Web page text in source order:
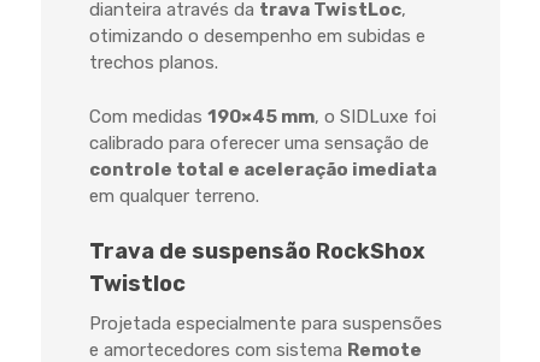
dianteira através da trava TwistLoc,
otimizando o desempenho em subidas e
trechos planos.
Com medidas 190×45 mm, o SIDLuxe foi
calibrado para oferecer uma sensação de
controle total e aceleração imediata
em qualquer terreno.
Trava de suspensão RockShox
Twistloc
Projetada especialmente para suspensões
e amortecedores com sistema Remote